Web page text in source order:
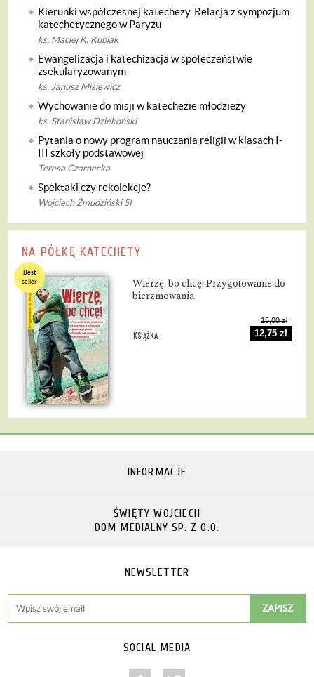
Kierunki współczesnej katechezy. Relacja z sympozjum
katechetycznego w Paryżu
ks. Maciej K. Kubiak
Ewangelizacja i katechizacja w społeczeństwie
zsekularyzowanym
ks. Janusz Misiewicz
Wychowanie do misji w katechezie młodzieży
ks. Stanisław Dziekoński
Pytania o nowy program nauczania religii w klasach I-
III szkoły podstawowej
Teresa Czarnecka
Spektakl czy rekolekcje?
Wojciech Żmudziński SI
NA PÓŁKĘ KATECHETY
Best
seller
Wierzę, bo chcę! Przygotowanie do
bierzmowania
KSIĄŻKA
15,00 zł
12,75 zł
INFORMACJE
ŚWIĘTY WOJCIECH
DOM MEDIALNY SP. Z O.O.
NEWSLETTER
SOCIAL MEDIA